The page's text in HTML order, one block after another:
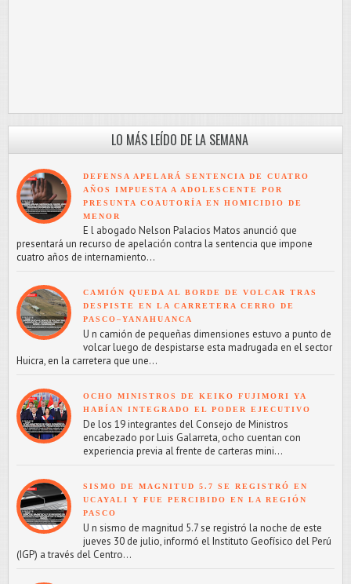
LO MÁS LEÍDO DE LA SEMANA
DEFENSA APELARÁ SENTENCIA DE CUATRO
AÑOS IMPUESTA A ADOLESCENTE POR
PRESUNTA COAUTORÍA EN HOMICIDIO DE
MENOR
E l abogado Nelson Palacios Matos anunció que
presentará un recurso de apelación contra la sentencia que impone
cuatro años de internamiento...
CAMIÓN QUEDA AL BORDE DE VOLCAR TRAS
DESPISTE EN LA CARRETERA CERRO DE
PASCO–YANAHUANCA
U n camión de pequeñas dimensiones estuvo a punto de
volcar luego de despistarse esta madrugada en el sector
Huicra, en la carretera que une...
OCHO MINISTROS DE KEIKO FUJIMORI YA
HABÍAN INTEGRADO EL PODER EJECUTIVO
De los 19 integrantes del Consejo de Ministros
encabezado por Luis Galarreta, ocho cuentan con
experiencia previa al frente de carteras mini...
SISMO DE MAGNITUD 5.7 SE REGISTRÓ EN
UCAYALI Y FUE PERCIBIDO EN LA REGIÓN
PASCO
U n sismo de magnitud 5.7 se registró la noche de este
jueves 30 de julio, informó el Instituto Geofísico del Perú
(IGP) a través del Centro...